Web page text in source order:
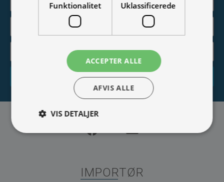
Tilmeld
IMPORTØR
Funktionalitet Uklassificerede
ACCEPTER ALLE
AFVIS ALLE
VIS DETALJER